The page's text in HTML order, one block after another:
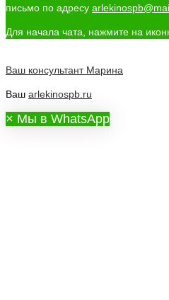
письмо по адресу
Для начала чата, нажмите на
Ваш консультант Марина
Ваш arlekinospb.ru
× Мы в WhatsApp